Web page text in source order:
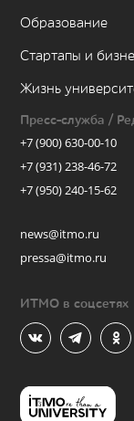
Образование
Стартапы и
Жизнь
Пресс-служба /
+7 (900) 630-00-10
+7 (931) 238-46-72
+7 (950) 240-15-62
news@itmo.ru
pressa@itmo.ru
ИТМО в соцсетях